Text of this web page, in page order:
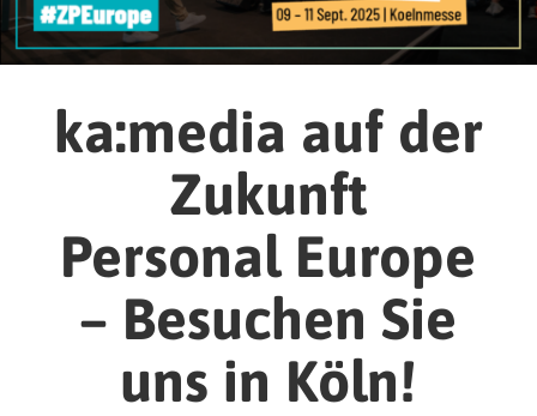
ka:media auf der
Zukunft
Personal Europe
– Besuchen Sie
uns in Köln!